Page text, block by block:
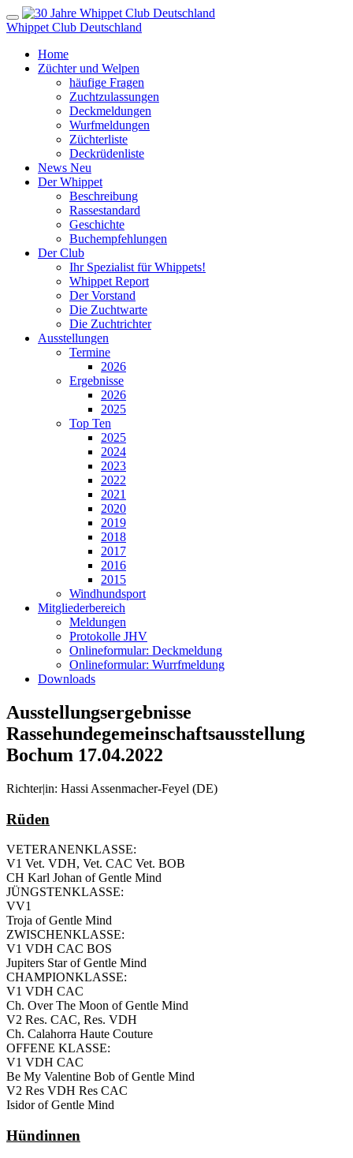
Whippet Club Deutschland
Home
Züchter und Welpen
häufige Fragen
Zuchtzulassungen
Deckmeldungen
Wurfmeldungen
Züchterliste
Deckrüdenliste
News Neu
Der Whippet
Beschreibung
Rassestandard
Geschichte
Buchempfehlungen
Der Club
Ihr Spezialist für Whippets!
Whippet Report
Der Vorstand
Die Zuchtwarte
Die Zuchtrichter
Ausstellungen
Termine
2026
Ergebnisse
2026
2025
Top Ten
2025
2024
2023
2022
2021
2020
2019
2018
2017
2016
2015
Windhundsport
Mitgliederbereich
Meldungen
Protokolle JHV
Onlineformular: Deckmeldung
Onlineformular: Wurrfmeldung
Downloads
Ausstellungsergebnisse
Rassehundegemeinschaftsausstellung
Bochum 17.04.2022
Richter|in: Hassi Assenmacher-Feyel (DE)
Rüden
VETERANENKLASSE:
V1 Vet. VDH, Vet. CAC Vet. BOB
CH Karl Johan of Gentle Mind
JÜNGSTENKLASSE:
VV1
Troja of Gentle Mind
ZWISCHENKLASSE:
V1 VDH CAC BOS
Jupiters Star of Gentle Mind
CHAMPIONKLASSE:
V1 VDH CAC
Ch. Over The Moon of Gentle Mind
V2 Res. CAC, Res. VDH
Ch. Calahorra Haute Couture
OFFENE KLASSE:
V1 VDH CAC
Be My Valentine Bob of Gentle Mind
V2 Res VDH Res CAC
Isidor of Gentle Mind
Hündinnen